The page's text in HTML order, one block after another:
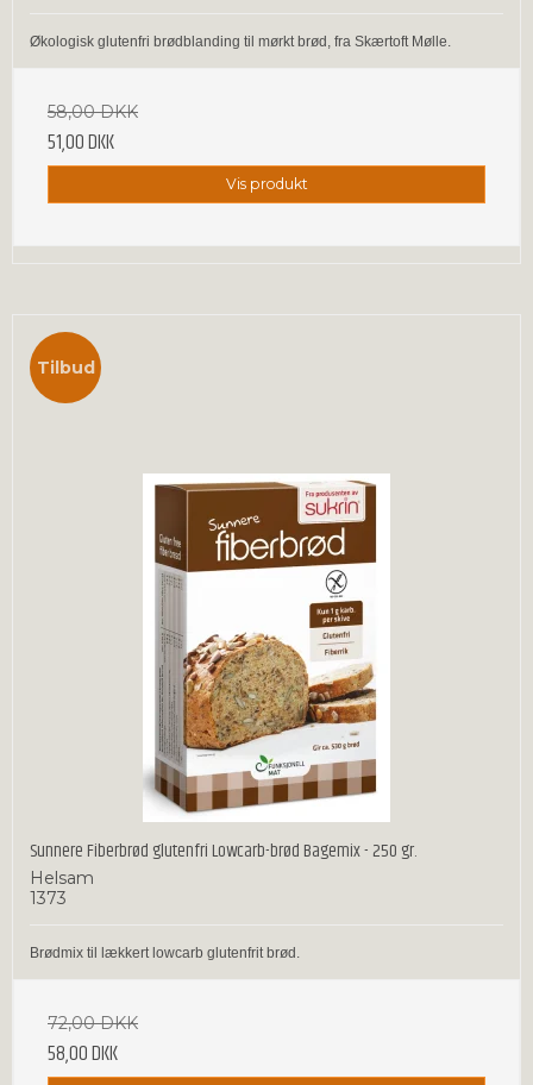
Økologisk glutenfri brødblanding til mørkt brød, fra Skærtoft Mølle.
58,00 DKK
51,00 DKK
Vis produkt
Tilbud
Sunnere Fiberbrød glutenfri Lowcarb-brød Bagemix - 250 gr.
Helsam
1373
Brødmix til lækkert lowcarb glutenfrit brød.
72,00 DKK
58,00 DKK